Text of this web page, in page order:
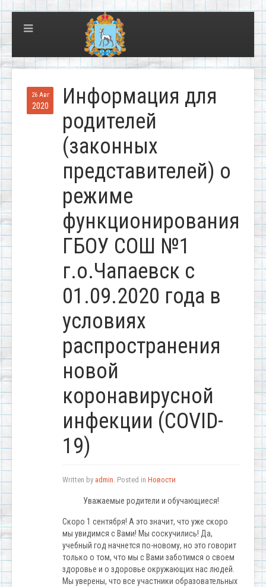
26 Авг
2020
Информация для
родителей
(законных
представителей) о
режиме
функционирования
ГБОУ СОШ №1
г.о.Чапаевск с
01.09.2020 года в
условиях
распространения
новой
коронавирусной
инфекции (COVID-
19)
Written by admin. Posted in Новости
Уважаемые родители и обучающиеся!
Скоро 1 сентября! А это значит, что уже скоро
мы увидимся с Вами! Мы соскучились! Да,
учебный год начнется по-новому, но это говорит
только о том, что мы с Вами заботимся о своем
здоровье и о здоровье окружающих нас людей.
Мы уверены, что все участники образовательных